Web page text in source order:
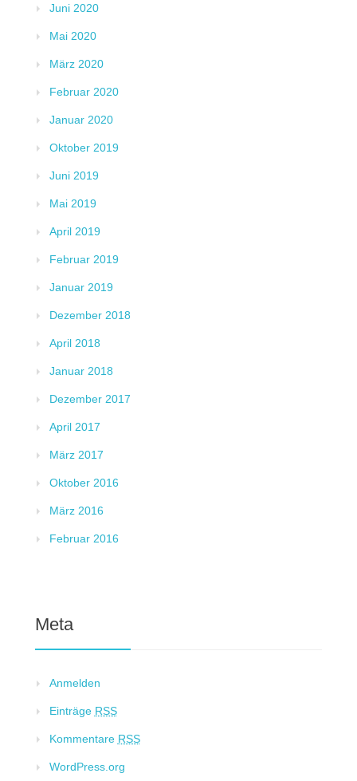
Juni 2020
Mai 2020
März 2020
Februar 2020
Januar 2020
Oktober 2019
Juni 2019
Mai 2019
April 2019
Februar 2019
Januar 2019
Dezember 2018
April 2018
Januar 2018
Dezember 2017
April 2017
März 2017
Oktober 2016
März 2016
Februar 2016
Meta
Anmelden
Einträge RSS
Kommentare RSS
WordPress.org